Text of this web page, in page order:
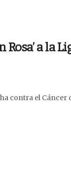
a la
contra el Cáncer